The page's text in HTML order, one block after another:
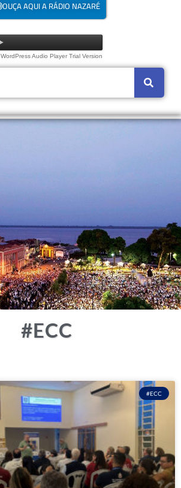
OUÇA AQUI A RÁDIO NAZARÉ
WordPress Audio Player Trial Version
#ECC
#ECC